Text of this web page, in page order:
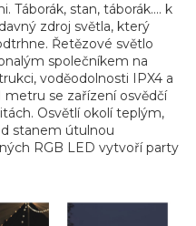
Táborák, stan, táborák…. k
zdroj světla, který
Řetězové světlo
společníkem na
voděodolnosti IPX4 a
metru se zařízení osvědčí
Osvětlí okolí teplým,
stanem útulnou
RGB LED vytvoří party